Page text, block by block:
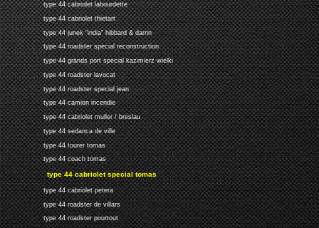
type 44 cabriolet labourdette
type 44 cabriolet thietart
type 44 junek "india" hibbard & darrin
type 44 roadster special reconstruction
type 44 grands port special kazimierz wielki
type 44 roadster lavocat
type 44 roadster special jean
type 44 camion incendie
type 44 cabriolet muller / breslau
type 44 sedanca de ville
type 44 tourer tomas
type 44 coach tomas
type 44 cabriolet special tomas
type 44 cabriolet petera
type 44 roadster de villars
type 44 roadster pourtout